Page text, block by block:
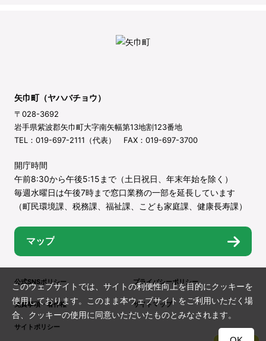
矢巾町（ヤハバチョウ）
〒028-3692
岩手県紫波郡矢巾町大字南矢幅第13地割123番地
TEL：019-697-2111（代表） FAX：019-697-3700
開庁時間
午前8:30から午後5:15まで（土日祝日、年末年始を除く）
毎週水曜日は午後7時まで窓口業務の一部を延長しています
（町民環境課、税務課、福祉課、こども家庭課、健康長寿課）
マップ
公式SNSポリシー プライバシーポリシー
免責事項・著作権 サイトマップ
サイトポリシー
このウェブサイトでは、サイトの利便性向上を目的にクッキーを
使用しております。このまま本ウェブサイトをご利用いただく場
合、クッキーの使用に同意いただいたものとみなされます。